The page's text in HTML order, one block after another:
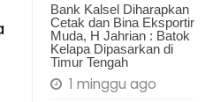
Bank Kalsel Diharapkan
Cetak dan Bina Eksportir
Muda, H Jahrian : Batok
Kelapa Dipasarkan di
Timur Tengah
1 minggu ago